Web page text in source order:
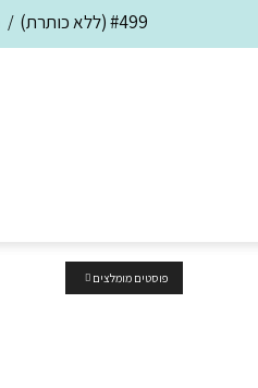
#499 (ללא כותרת)
פוסטים מומלצים